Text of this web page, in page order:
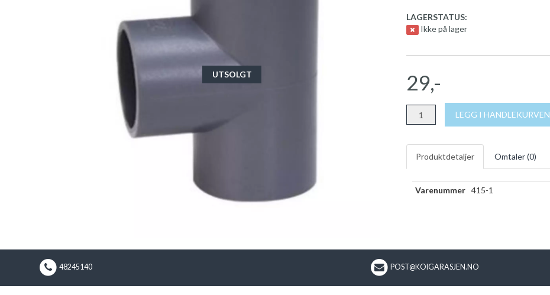
UTSOLGT
LAGERSTATUS:
Ikke på lager
29,-
LEGG I HANDLEKURVEN
Produktdetaljer Omtaler (0)
Varenummer 415-1
48245140 POST@KOIGARASJEN.NO